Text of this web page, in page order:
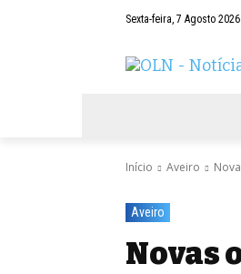
Sexta-feira, 7 Agosto 2026
Início Aveiro
Aveiro
Novas